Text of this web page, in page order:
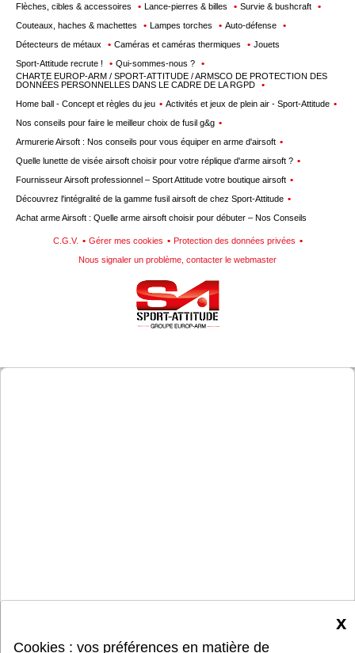
Flèches, cibles & accessoires
Lance-pierres & billes
Survie & bushcraft
Couteaux, haches & machettes
Lampes torches
Auto-défense
Détecteurs de métaux
Caméras et caméras thermiques
Jouets
Sport-Attitude recrute !
Qui-sommes-nous ?
CHARTE EUROP-ARM / SPORT-ATTITUDE / ARMSCO DE PROTECTION DES
DONNÉES PERSONNELLES DANS LE CADRE DE LA RGPD
Home ball - Concept et règles du jeu
Activités et jeux de plein air - Sport-Attitude
Nos conseils pour faire le meilleur choix de fusil g&g
Armurerie Airsoft : Nos conseils pour vous équiper en arme d'airsoft
Quelle lunette de visée airsoft choisir pour votre réplique d'arme airsoft ?
Fournisseur Airsoft professionnel – Sport Attitude votre boutique airsoft
Découvrez l'intégralité de la gamme fusil airsoft de chez Sport-Attitude
Achat arme Airsoft : Quelle arme airsoft choisir pour débuter – Nos Conseils
C.G.V. Gérer mes cookies
Protection des données privées
Nous signaler un problème, contacter le webmaster
Cookies : vos préférences en matière de
x